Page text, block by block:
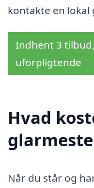
kontakte en lokal
Indhent 3
uforpligtende
Hvad
Når du står og